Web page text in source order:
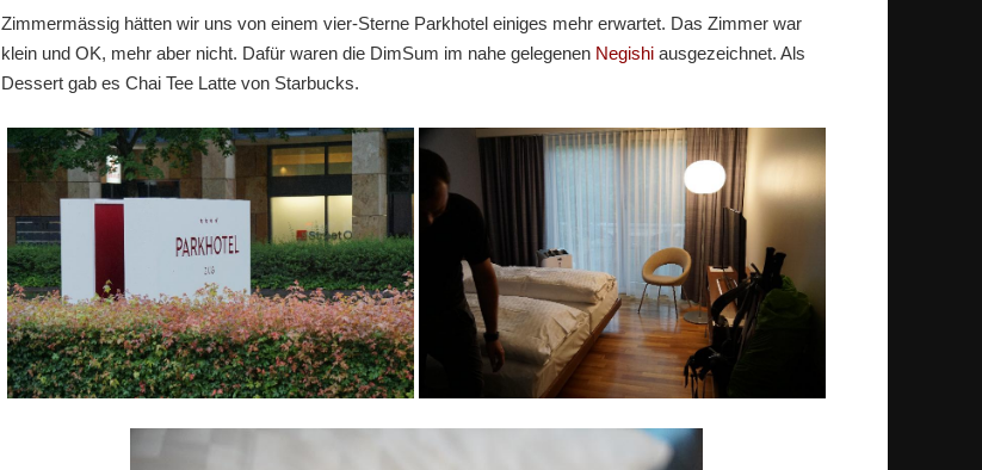
Zimmermässig hätten wir uns von einem vier-Sterne Parkhotel einiges mehr erwartet. Das Zimmer war
klein und OK, mehr aber nicht. Dafür waren die DimSum im nahe gelegenen Negishiausgezeichnet. Als
Dessert gab es Chai Tee Latte von Starbucks.